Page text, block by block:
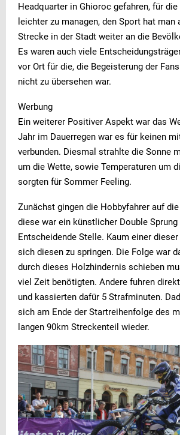
Headquarter in Ghioroc gefahren, für die
leichter zu managen, den Sport hat man
Strecke in der Stadt weiter an die
Es waren auch viele
vor Ort für die, die Begeisterung der
nicht zu übersehen war.
Werbung
Ein weiterer Positiver Aspekt war das
Jahr im Dauerregen war es für keinen
verbunden. Diesmal strahlte die Sonne
um die Wette, sowie Temperaturen um
sorgten für Sommer Feeling.
Zunächst gingen die Hobbyfahrer auf
diese war ein künstlicher Double Sprung
Entscheidende Stelle. Kaum einer
sich diesen zu springen. Die Folge war
durch dieses Holzhindernis schieben
viel Zeit benötigten. Andere fuhren
und kassierten dafür 5 Strafminuten.
sich am Ende der Startreihenfolge des
langen 90km Streckenteil wieder.